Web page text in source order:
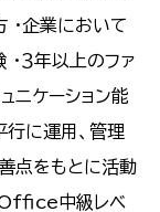
・企業において
３年以上のファ
ニケーション能
行に運用、管理
点をもとに活動
中級レベ